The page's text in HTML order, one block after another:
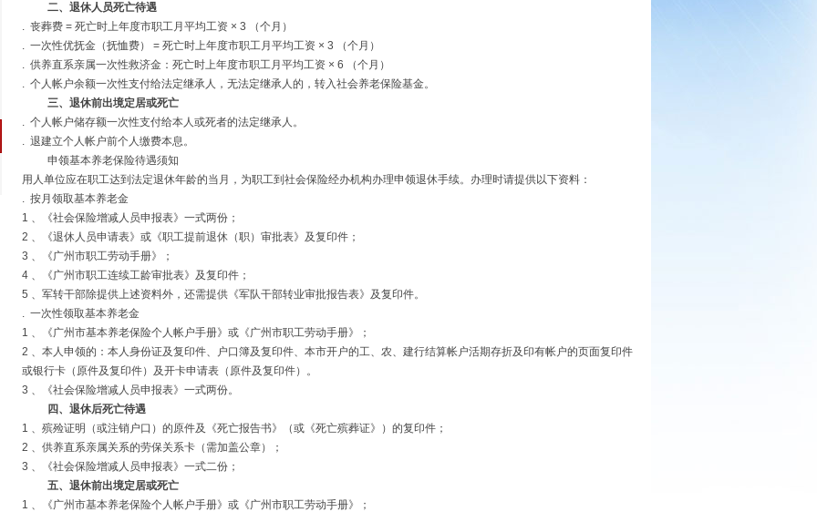
二、退休人员死亡待遇
. 丧葬费 = 死亡时上年度市职工月平均工资 × 3 （个月）
. 一次性优抚金（抚恤费） = 死亡时上年度市职工月平均工资 × 3 （个月）
. 供养直系亲属一次性救济金：死亡时上年度市职工月平均工资 × 6 （个月）
. 个人帐户余额一次性支付给法定继承人，无法定继承人的，转入社会养老保险基金。
三、退休前出境定居或死亡
. 个人帐户储存额一次性支付给本人或死者的法定继承人。
. 退建立个人帐户前个人缴费本息。
申领基本养老保险待遇须知
用人单位应在职工达到法定退休年龄的当月，为职工到社会保险经办机构办理申领退休手续。办理时请提供以下资料：
. 按月领取基本养老金
1 、《社会保险增减人员申报表》一式两份；
2 、《退休人员申请表》或《职工提前退休（职）审批表》及复印件；
3 、《广州市职工劳动手册》；
4 、《广州市职工连续工龄审批表》及复印件；
5 、军转干部除提供上述资料外，还需提供《军队干部转业审批报告表》及复印件。
. 一次性领取基本养老金
1 、《广州市基本养老保险个人帐户手册》或《广州市职工劳动手册》；
2 、本人申领的：本人身份证及复印件、户口簿及复印件、本市开户的工、农、建行结算帐户活期存折及印有帐户的页面复印件
或银行卡（原件及复印件）及开卡申请表（原件及复印件）。
3 、《社会保险增减人员申报表》一式两份。
四、退休后死亡待遇
1 、殡殓证明（或注销户口）的原件及《死亡报告书》（或《死亡殡葬证》）的复印件；
2 、供养直系亲属关系的劳保关系卡（需加盖公章）；
3 、《社会保险增减人员申报表》一式二份；
五、退休前出境定居或死亡
1 、《广州市基本养老保险个人帐户手册》或《广州市职工劳动手册》；